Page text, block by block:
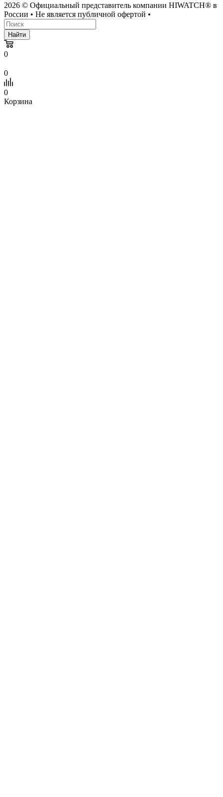
2026 © Официальный представитель компании HIWATCH® в
России • Не является публичной офертой •
Найти
0
0
0
Корзина